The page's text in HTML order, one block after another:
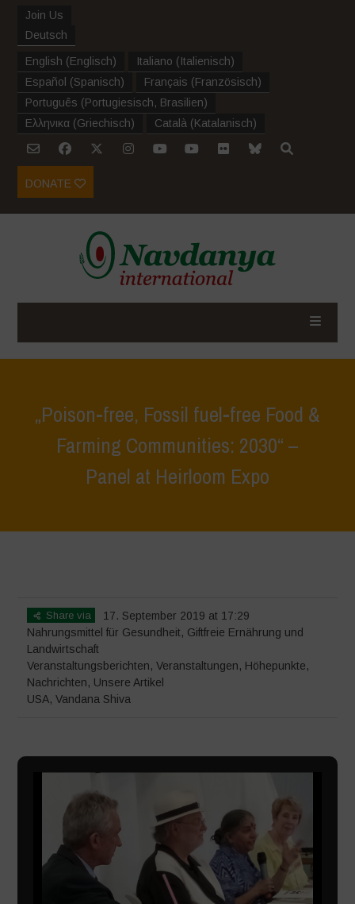
Join Us
Deutsch
English (Englisch) Italiano (Italienisch)
Español (Spanisch) Français (Französisch)
Português (Portugiesisch, Brasilien)
Ελληνικα (Griechisch) Català (Katalanisch)
DONATE
„Poison-free, Fossil fuel-free Food &
Farming Communities: 2030“ –
Panel at Heirloom Expo
Share via
17. September 2019 at 17:29
Nahrungsmittel für Gesundheit, Giftfreie Ernährung und
Landwirtschaft
Veranstaltungsberichten,Veranstaltungen, Höhepunkte,
Nachrichten, Unsere Artikel
USA,Vandana Shiva